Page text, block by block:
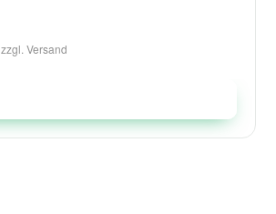
zzgl.Versand